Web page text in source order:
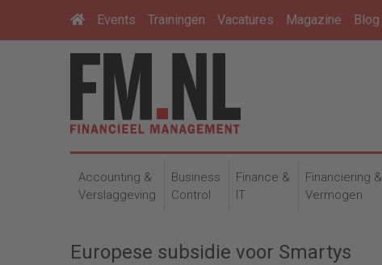
Events Trainingen Vacatures Magazine Blog
Accounting &
Verslaggeving
Business
Control
Finance &
IT
Financiering &
Vermogen
Europese subsidie voor Smartys